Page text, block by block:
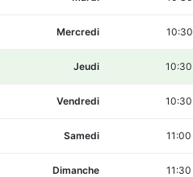
Mercredi 10:30
Jeudi 10:30
Vendredi 10:30
Samedi 11:00
Dimanche 11:30